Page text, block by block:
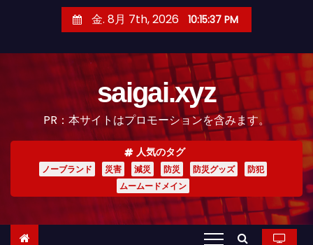
金. 8月 7th, 2026 10:15:38 PM
saigai.xyz
PR：本サイトはプロモーションを含みます。
人気のタグ
ノーブランド 災害 減災 防災 防災グッズ
防犯
ムームードメイン